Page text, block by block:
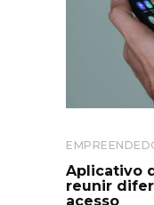
Aplicativo
reunir
acesso